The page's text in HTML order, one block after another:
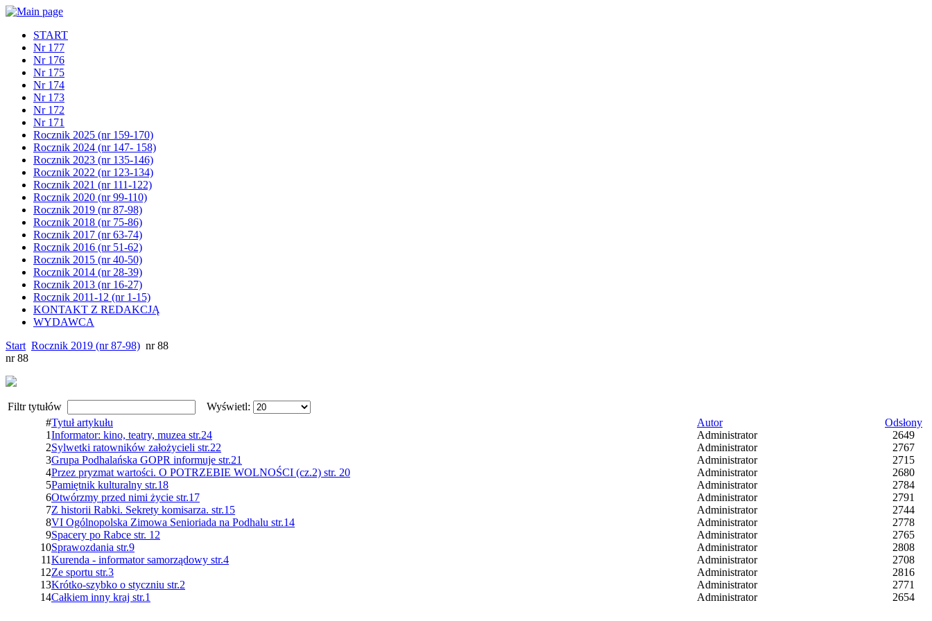
START
Nr 177
Nr 176
Nr 175
Nr 174
Nr 173
Nr 172
Nr 171
Rocznik 2025 (nr 159-170)
Rocznik 2024 (nr 147- 158)
Rocznik 2023 (nr 135-146)
Rocznik 2022 (nr 123-134)
Rocznik 2021 (nr 111-122)
Rocznik 2020 (nr 99-110)
Rocznik 2019 (nr 87-98)
Rocznik 2018 (nr 75-86)
Rocznik 2017 (nr 63-74)
Rocznik 2016 (nr 51-62)
Rocznik 2015 (nr 40-50)
Rocznik 2014 (nr 28-39)
Rocznik 2013 (nr 16-27)
Rocznik 2011-12 (nr 1-15)
KONTAKT Z REDAKCJĄ
WYDAWCA
Start Rocznik 2019 (nr 87-98) nr 88
nr 88
Filtr tytułów
Wyświetl:
#Tytuł artykułu Autor
Odsłony
1Informator: kino, teatry, muzea str.24 Administrator
2649
2Sylwetki ratowników założycieli str.22 Administrator
2767
3Grupa Podhalańska GOPR informuje str.21 Administrator
2715
4Przez pryzmat wartości. O POTRZEBIE WOLNOŚCI (cz.2) str. 20 Administrator
2680
5Pamiętnik kulturalny str.18 Administrator
2784
6Otwórzmy przed nimi życie str.17 Administrator
2791
7Z historii Rabki. Sekrety komisarza. str.15 Administrator
2744
8VI Ogólnopolska Zimowa Senioriada na Podhalu str.14 Administrator
2778
9Spacery po Rabce str. 12 Administrator
2765
10Sprawozdania str.9 Administrator
2808
11Kurenda - informator samorządowy str.4 Administrator
2708
12Ze sportu str.3 Administrator
2816
13Krótko-szybko o styczniu str.2 Administrator
2771
14Całkiem inny kraj str.1 Administrator 2654